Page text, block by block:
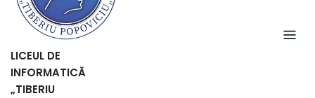
LICEUL DE
INFORMATICĂ
„TIBERIU